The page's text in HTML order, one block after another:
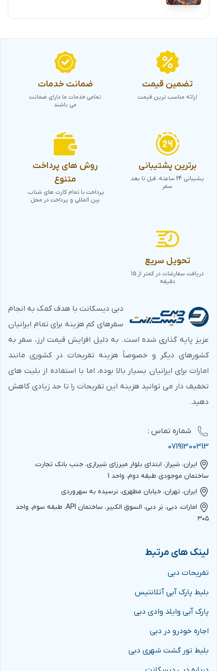
تضمین قیمت
ارائه مناسب ترین قیمت
ضمانت خدمات
تمامی خدمات ما دارای ضمانت
می باشند
برترین پشتیبانی
پشیبانی 24 ساعته، قبل تا بعد
سفر
روش های پرداخت
متنوع
پرداخت با تمام کارت های شتاب،
بین المللی و پرداخت در محل
تحویل سریع
دریافت سفارشات در کمتر از 15
دقیقه
دبی دیسکانت با هدف کمک به انجام
سفرهای کم هزینه برای تمام ایرانیان
عزیز پایه گذاری شده است. به دلیل افزایش قیمت ارز، سفر به
کشورهای دیگر و خصوصاً هزینه تفریحات در کشوری مانند
امارات برای ایرانیان بسیار بالا بوده، اما با استفاده از بلیت های
تخفیف دار می توانید هزینه این تفریحات را تا حد زیادی کاهش
دهید.
شماره‌ تماس :
07191300313
ایران، شیراز، ابتدای بلوار میرزای شیرازی، جنب بانک تجارت،
ساختمان موجودی طبقه دوم، واحد 1
ایران، تهران، خیابان مطهری، نرسیده به سهروردی
امارات، دبی، بَر دبی، السوق الکبیر، ساختمان API، طبقه سوم، واحد
۳۰۵
لینک های مرتبط
تفریحات دبی
بلیط پارک آبی آتلانتیس
پارک آبی وایلد وادی دبی
اجاره خودرو در دبی
بلیط تور گشت شهری دبی